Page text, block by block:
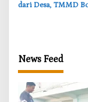
dari Desa, TMMD
News Feed